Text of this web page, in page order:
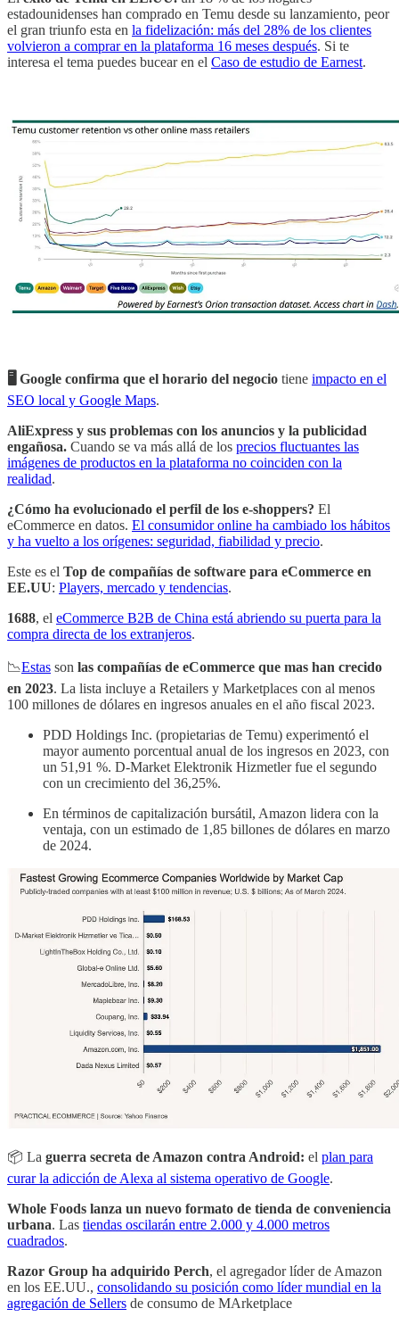
estadounidenses han comprado en Temu desde su lanzamiento, peor
el gran triunfo esta en la fidelización: más del 28% de los clientes
volvieron a comprar en la plataforma 16 meses después. Si te
interesa el tema puedes bucear en el Caso de estudio de Earnest.
🖥️ Google confirma que el horario del negocio tiene impacto en el
SEO local y Google Maps.
AliExpress y sus problemas con los anuncios y la publicidad
engañosa. Cuando se va más allá de los precios fluctuantes las
imágenes de productos en la plataforma no coinciden con la
realidad.
¿Cómo ha evolucionado el perfil de los e-shoppers? El
eCommerce en datos. El consumidor online ha cambiado los hábitos
y ha vuelto a los orígenes: seguridad, fiabilidad y precio.
Este es el Top de compañías de software para eCommerce en
EE.UU: Players, mercado y tendencias.
1688, el eCommerce B2B de China está abriendo su puerta para la
compra directa de los extranjeros.
📉Estas son las compañías de eCommerce que mas han crecido
en 2023. La lista incluye a Retailers y Marketplaces con al menos
100 millones de dólares en ingresos anuales en el año fiscal 2023.
PDD Holdings Inc. (propietarias de Temu) experimentó el
mayor aumento porcentual anual de los ingresos en 2023, con
un 51,91 %. D-Market Elektronik Hizmetler fue el segundo
con un crecimiento del 36,25%.
En términos de capitalización bursátil, Amazon lidera con la
ventaja, con un estimado de 1,85 billones de dólares en marzo
de 2024.
📦 La guerra secreta de Amazon contra Android: el plan para
curar la adicción de Alexa al sistema operativo de Google.
Whole Foods lanza un nuevo formato de tienda de conveniencia
urbana. Las tiendas oscilarán entre 2.000 y 4.000 metros
cuadrados.
Razor Group ha adquirido Perch, el agregador líder de Amazon
en los EE.UU., consolidando su posición como líder mundial en la
agregación de Sellers de consumo de MArketplace